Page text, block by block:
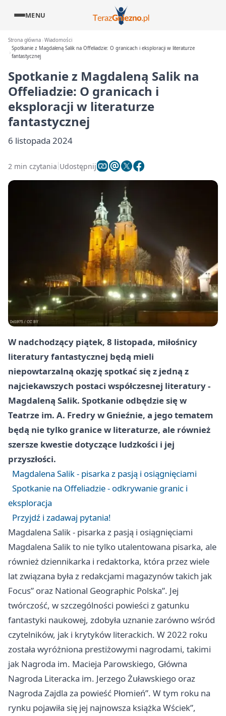
MENU
Strona główna Wiadomości
Spotkanie z Magdaleną Salik na Offeliadzie: O granicach i eksploracji w literaturze
fantastycznej
Spotkanie z Magdaleną Salik na
Offeliadzie: O granicach i
eksploracji w literaturze
fantastycznej
6 listopada 2024
2 min czytania Udostępnij
W nadchodzący piątek, 8 listopada, miłośnicy
literatury fantastycznej będą mieli
niepowtarzalną okazję spotkać się z jedną z
najciekawszych postaci współczesnej literatury -
Magdaleną Salik. Spotkanie odbędzie się w
Teatrze im. A. Fredry w Gnieźnie, a jego tematem
będą nie tylko granice w literaturze, ale również
szersze kwestie dotyczące ludzkości i jej
przyszłości.
Magdalena Salik - pisarka z pasją i osiągnięciami
Spotkanie na Offeliadzie - odkrywanie granic i
eksploracja
Przyjdź i zadawaj pytania!
Magdalena Salik - pisarka z pasją i osiągnięciami
Magdalena Salik to nie tylko utalentowana pisarka, ale
również dziennikarka i redaktorka, która przez wiele
lat związana była z redakcjami magazynów takich jak
Focus” oraz National Geographic Polska”. Jej
twórczość, w szczególności powieści z gatunku
fantastyki naukowej, zdobyła uznanie zarówno wśród
czytelników, jak i krytyków literackich. W 2022 roku
została wyróżniona prestiżowymi nagrodami, takimi
jak Nagroda im. Macieja Parowskiego, Główna
Nagroda Literacka im. Jerzego Żuławskiego oraz
Nagroda Zajdla za powieść Płomień”. W tym roku na
rynku pojawiła się jej najnowsza książka Wściek”,